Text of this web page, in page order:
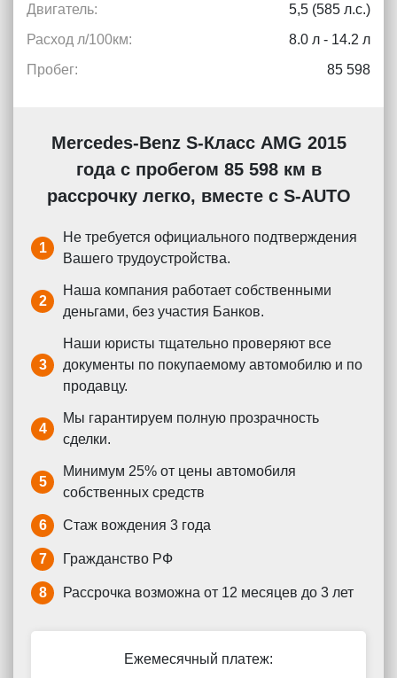
Двигатель:
5,5 (585 л.с.)
Расход л/100км:
8.0 л - 14.2 л
Пробег:
85 598
Mercedes-Benz S-Класс AMG 2015
года с пробегом 85 598 км в
рассрочку легко, вместе с S-AUTO
1
Не требуется официального подтверждения
Вашего трудоустройства.
2
Наша компания работает собственными
деньгами, без участия Банков.
3
Наши юристы тщательно проверяют все
документы по покупаемому автомобилю и по
продавцу.
4
Мы гарантируем полную прозрачность
сделки.
5
Минимум 25% от цены автомобиля
собственных средств
6 Стаж вождения 3 года
7 Гражданство РФ
8 Рассрочка возможна от 12 месяцев до 3 лет
Ежемесячный платеж: